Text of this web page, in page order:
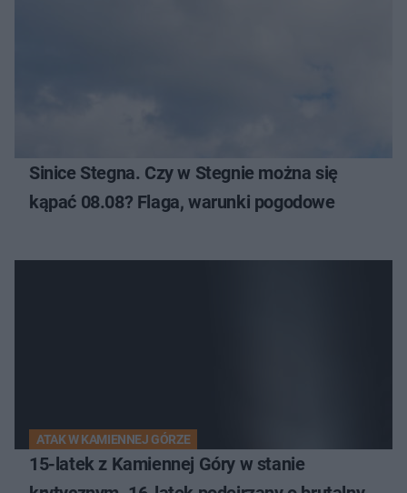
Sinice Stegna. Czy w Stegnie można się
kąpać 08.08? Flaga, warunki pogodowe
ATAK W KAMIENNEJ GÓRZE
15-latek z Kamiennej Góry w stanie